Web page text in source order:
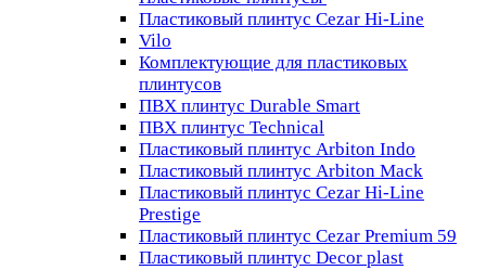
Пластиковый плинтус Cezar Hi-Line
Vilo
Комплектующие для пластиковых
плинтусов
ПВХ плинтус Durable Smart
ПВХ плинтус Technical
Пластиковый плинтус Arbiton Indo
Пластиковый плинтус Arbiton Mack
Пластиковый плинтус Cezar Hi-Line
Prestige
Пластиковый плинтус Cezar Premium 59
Пластиковый плинтус Decor plast